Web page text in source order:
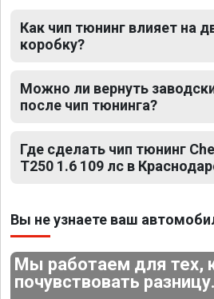
Как чип тюнинг влияет на
коробку?
Можно ли вернуть
после чип тюнинга?
Где сделать чип тюнинг
T250 1.6 109 лс в
Вы не узнаете ваш
Мы работаем для тех,
почувствовать разницу.